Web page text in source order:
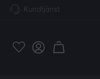
Kundtjänst